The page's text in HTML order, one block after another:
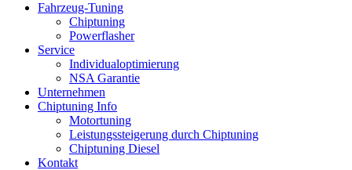
Fahrzeug-Tuning
Chiptuning
Powerflasher
Service
Individualoptimierung
NSA Garantie
Unternehmen
Chiptuning Info
Motortuning
Leistungssteigerung durch Chiptuning
Chiptuning Diesel
Kontakt